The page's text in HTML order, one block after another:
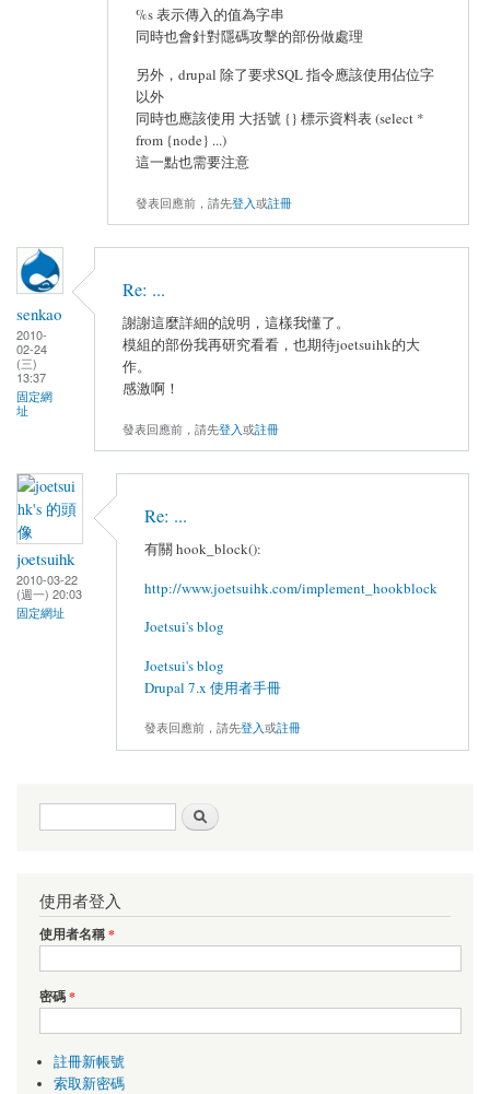
%s 表示傳入的值為字串
同時也會針對隱碼攻擊的部份做處理
另外，drupal 除了要求SQL 指令應該使用佔位字
以外
同時也應該使用 大括號 {} 標示資料表 (select *
from {node} ...)
這一點也需要注意
發表回應前，請先登入或註冊
senkao
2010-
02-24
(三)
13:37
固定網
址
Re: ...
謝謝這麼詳細的說明，這樣我懂了。
模組的部份我再研究看看，也期待joetsuihk的大
作。
感激啊！
發表回應前，請先登入或註冊
joetsuihk
2010-03-22
(週一) 20:03
固定網址
Re: ...
有關 hook_block():
http://www.joetsuihk.com/implement_hookblock
Joetsui's blog
Joetsui's blog
Drupal 7.x 使用者手冊
發表回應前，請先登入或註冊
搜尋表單
使用者登入
使用者名稱*
密碼*
註冊新帳號
索取新密碼